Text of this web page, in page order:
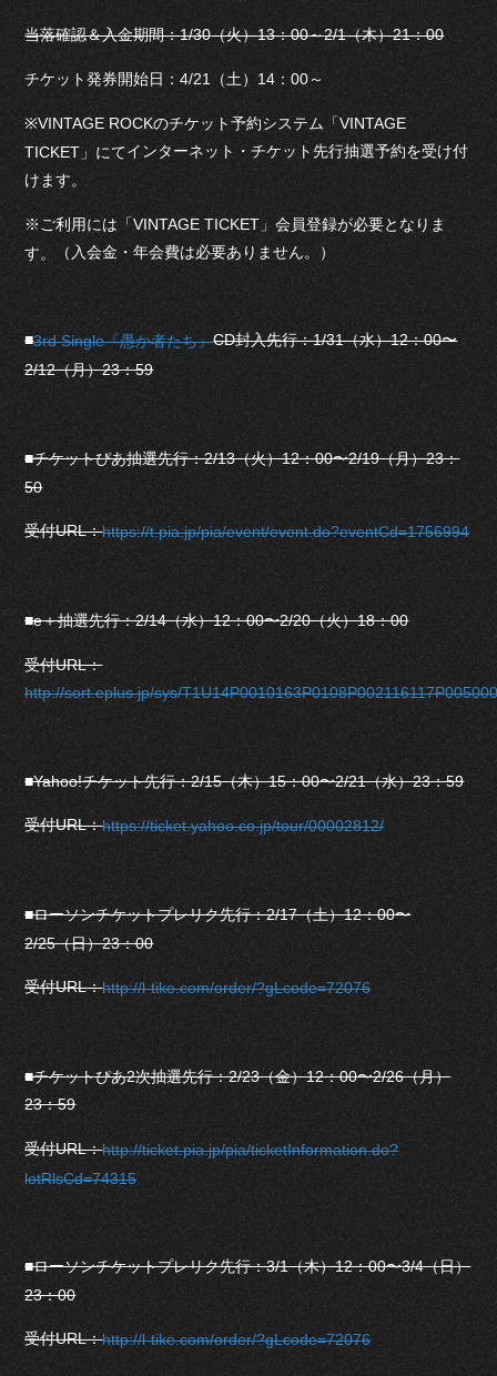
当落確認＆入金期間：1/30（火）13：00～2/1（木）21：00
チケット発券開始日：4/21 （土） 14：00～
※VINTAGE ROCKのチケット予約システム「VINTAGE
TICKET 」にてインターネット・チケット先行抽選予約を受け付
けます。
※ご利用には「VINTAGE TICKET 」会員登録が必要となりま
す。
（入会金・年会費は必要ありません。）
■3rd Single『愚か者たち』CD封入先行：1/31（水）12：00〜
2/12（月）23：59
■チケットぴあ抽選先行：2/13（火）12：00〜2/19（月）23：
50
受付URL：https://t.pia.jp/pia/event/event.do?eventCd=1756994
■e＋抽選先行：2/14（水）12：00〜2/20（火）18：00
受付URL：
http://sort.eplus.jp/sys/
■Yahoo!チケット先行：2/15（木）15：00〜2/21（水）23：59
受付URL：https://ticket.yahoo.co.jp/tour/00002812/
■ローソンチケットプレリク先行：2/17（土）12：00〜
2/25（日）23：00
受付URL：http://l-tike.com/order/?gLcode=72076
■チケットぴあ2次抽選先行：2/23（金）12：00〜2/26（月）
23：59
受付URL：http://ticket.pia.jp/pia/ticketInformation.do?
lotRlsCd=74315
■ローソンチケットプレリク先行：3/1（木）12：00〜3/4（日）
23：00
受付URL：http://l-tike.com/order/?gLcode=72076